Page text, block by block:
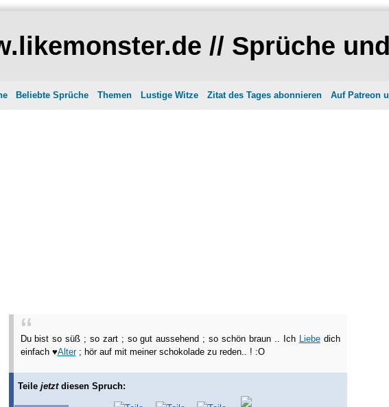
// Sprüche
Beliebte Sprüche Themen Lustige Witze Zitat des Tages abonnieren Auf Patreon
Du bist so süß ; so zart ; so gut aussehend ; so schön braun .. Ich Liebedich
einfach ♥Alter; hör auf mit meiner schokolade zu reden.. ! :O
Teile jetztdiesen Spruch: